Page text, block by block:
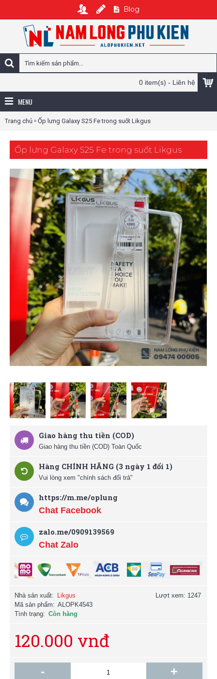
Blog
0 item(s) - Liên hệ
MENU
Trang chủ » Ốp lưng Galaxy S25 Fe trong suốt Likgus
Ốp lưng Galaxy S25 Fe trong suốt Likgus
Giao hàng thu tiền (COD)
Giao hàng thu tiền (COD) Toàn Quốc
Hàng CHÍNH HÃNG (3 ngày 1 đổi 1)
Vui lòng xem "chính sách đổi trả"
https://m.me/oplung
Chat Facebook
zalo.me/0909139569
Chat Zalo
Lượt xem: 1247
Nhà sản xuất:
Likgus
Mã sản phẩm: ALOPK4543
Tình trạng: Còn hàng
120.000 vnđ
- +